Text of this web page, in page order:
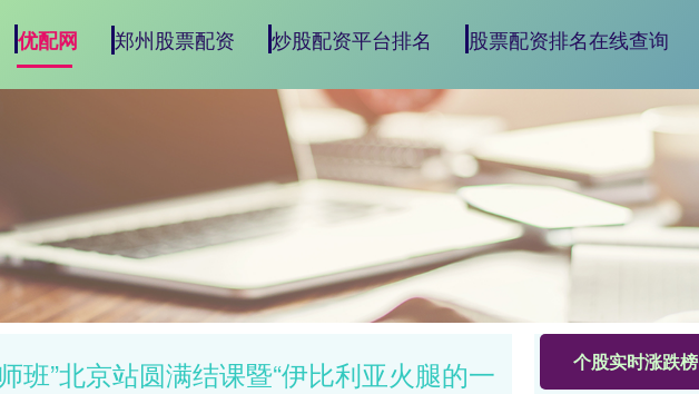
优配网 郑州股票配资 炒股配资平台排名 股票配资排名在线查询
班”北京站圆满结课暨“伊比利亚火腿的一
个股实时涨跌榜